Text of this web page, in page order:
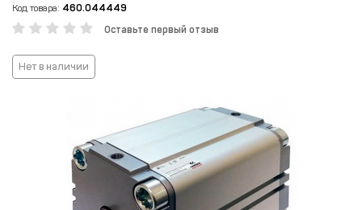
Код товара: 460.044449
Оставьте первый отзыв
Нет в наличии